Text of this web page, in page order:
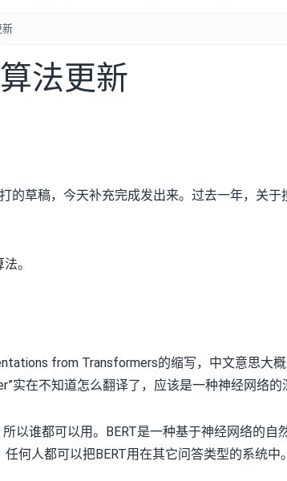
新
法更新
的草稿，今天补充完成发出来。过去一年，关于
。
from Transformers的缩写，中文意思大概
实在不知道怎么翻译了，应该是一种神经网络的
所以谁都可以用。BERT是一种基于神经网络的自
何人都可以把BERT用在其它问答类型的系统中。